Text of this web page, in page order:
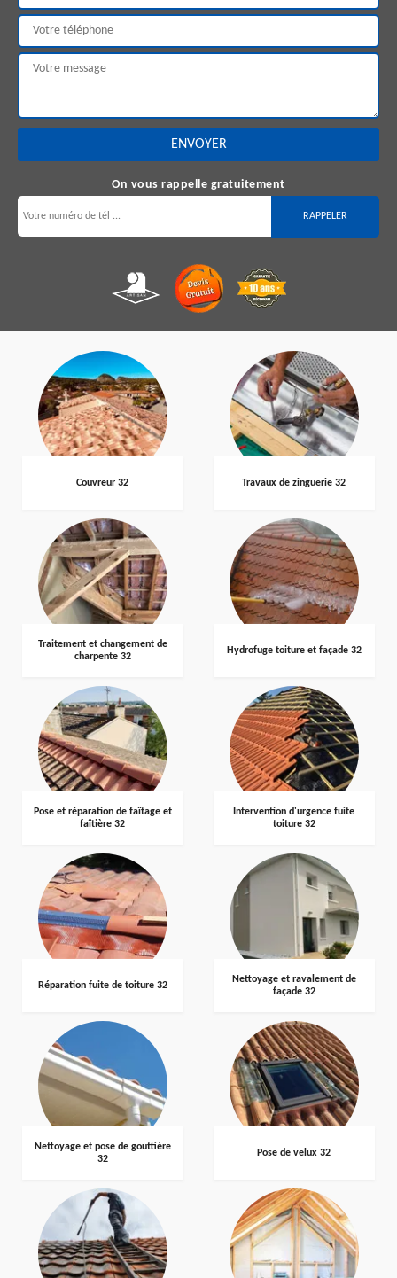
On vous rappelle gratuitement
Couvreur 32 Travaux de zinguerie 32
Traitement et changement de
charpente 32
Hydrofuge toiture et façade 32
Pose et réparation de faîtage et
faîtière 32
Intervention d'urgence fuite
toiture 32
Réparation fuite de toiture 32
Nettoyage et ravalement de
façade 32
Nettoyage et pose de gouttière
32
Pose de velux 32